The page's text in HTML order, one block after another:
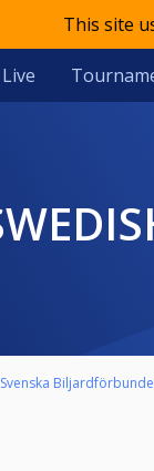
This site
Live
Svenska